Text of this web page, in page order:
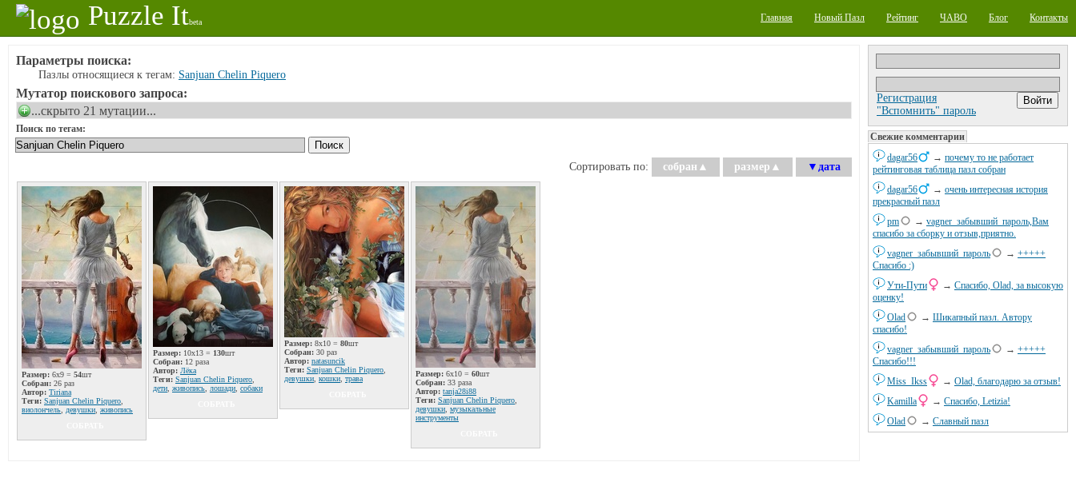
Puzzle Itbeta Главная Новый Пазл Рейтинг ЧАВО Блог Контакты
Регистрация
"Вспомнить" пароль
Свежие комментарии
dagar56
→ почему то не работает
рейтинговая таблица пазл собран
dagar56
→ очень интересная история
прекрасный пазл
pm
→ vagner_забывший_пароль,Вам
спасибо за сборку и отзыв,приятно.
vagner_забывший_пароль
→ +++++
Спасибо :)
Ути-Пути
→ Спасибо, Olad, за высокую
оценку!
Olad
→ Шикапный пазл. Автору
спасибо!
vagner_забывший_пароль
→ +++++
Спасибо!!!
Miss_Ikss
→ Olad, благодарю за отзыв!
Kamilla
→ Спасибо, Letizia!
Olad
→ Славный пазл
Параметры поиска:
Пазлы относящиеся к тегам: Sanjuan Chelin Piquero
Мутатор поискового запроса:
...скрыто 21 мутации...
Поиск по тегам:
Сортировать по: собран ▲ размер ▲ ▼ дата
Размер: 6x9 = 54шт
Собран: 26 раз
Автор: Tiriana
Теги: Sanjuan Chelin Piquero
виолончель
девушки живопись
Размер: 10x13 = 130шт
Собран: 12 раза
Автор: Лёка
Теги: Sanjuan Chelin Piquero
дети живопись лошади собаки
Размер: 8x10 = 80шт
Собран: 30 раз
Автор: natаsuncik
Теги: Sanjuan Chelin Piquero
девушки кошки трава
Размер: 6x10 = 60шт
Собран: 33 раза
Автор: tanja28i88
Теги: Sanjuan Chelin Piquero
девушки музыкальные
инструменты